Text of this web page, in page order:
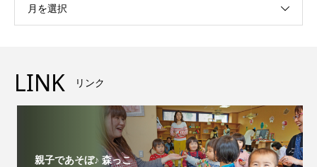
月を選択
LINK リンク
親子であそぼ♪ 森っこ